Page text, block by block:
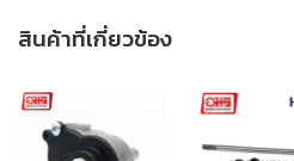
สินค้าที่เกี่ยวข้อง